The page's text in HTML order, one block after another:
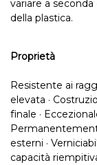
variare a
della plastica.
Proprietà
Resistente ai
elevata ·
finale ·
esterni ·
capacità